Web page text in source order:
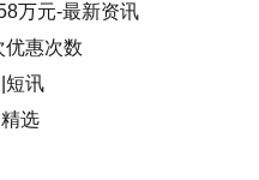
万元-最新资讯
优惠次数
短讯
选